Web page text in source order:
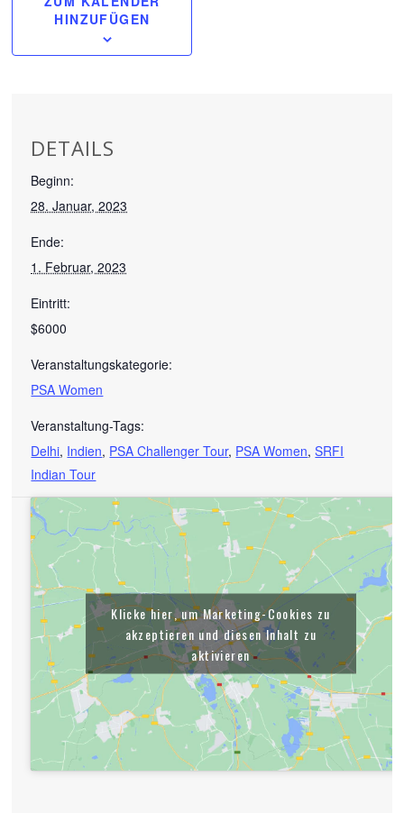
HINZUFÜGEN
DETAILS
Beginn:
28. Januar, 2023
Ende:
1. Februar, 2023
Eintritt:
$6000
Veranstaltungskategorie:
PSA Women
Veranstaltung-Tags:
Delhi, Indien, PSA Challenger Tour, PSA Women,SRFI
Indian Tour
Klicke hier, um Marketing-Cookies zu
akzeptieren und diesen Inhalt zu
aktivieren